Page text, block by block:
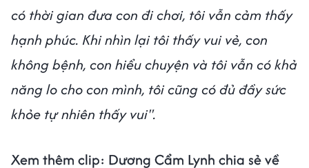
có thời gian đưa con đi chơi, tôi vẫn cảm thấy
hạnh phúc. Khi nhìn lại tôi thấy vui vẻ, con
không bệnh, con hiểu chuyện và tôi vẫn có khả
năng lo cho con mình, tôi cũng có đủ đầy sức
khỏe tự nhiên thấy vui".
Xem thêm clip: Dương Cẩm Lynh chia sẻ về